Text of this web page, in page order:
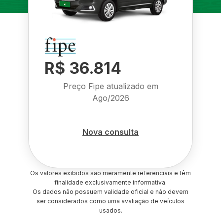
R$ 36.814
Preço Fipe atualizado em
Ago/2026
Nova consulta
Os valores exibidos são meramente referenciais e têm
finalidade exclusivamente informativa.
Os dados não possuem validade oficial e não devem
ser considerados como uma avaliação de veículos
usados.